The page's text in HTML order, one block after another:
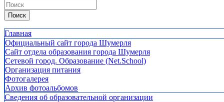
Поиск
Главная
Официальный сайт города Шумерля
Сайт отдела образования города Шумерля
Сетевой город. Образование (Net.School)
Организация питания
Фотогалерея
Архив фотоальбомов
Сведения об образовательной организации